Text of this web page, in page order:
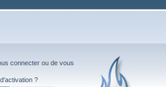
connecter ou de vous
?